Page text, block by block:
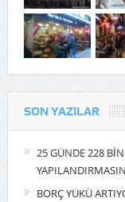
SON YAZILAR
25 GÜNDE 228
BORÇ YÜKÜ